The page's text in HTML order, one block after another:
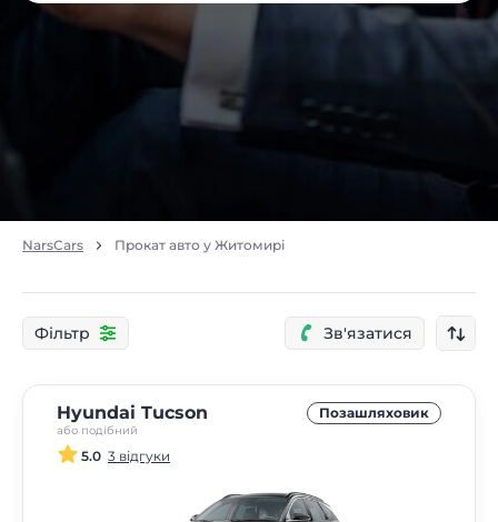
NarsCars Прокат авто у Житомирі
Фільтр Зв'язатися
Hyundai Tucson
або подібний
Позашляховик
5.0 3 відгуки